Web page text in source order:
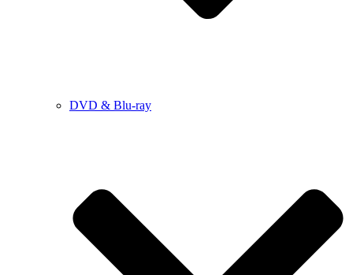
DVD & Blu-ray